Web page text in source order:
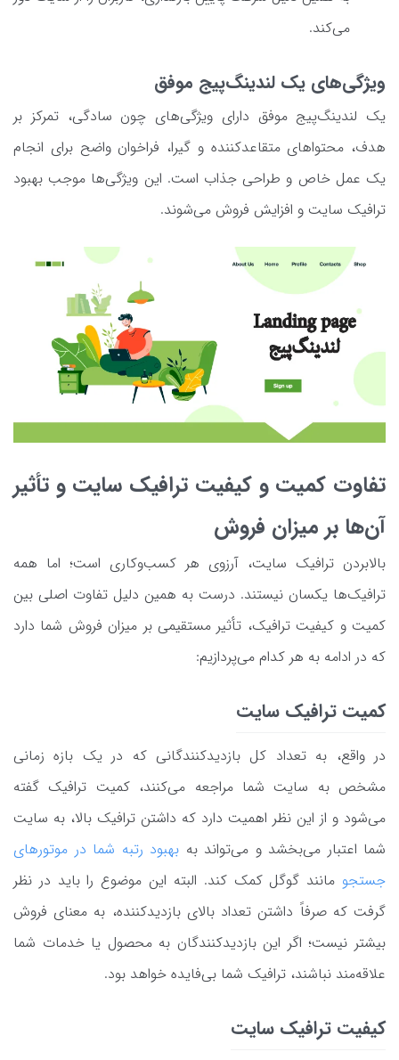
می‌کند.
ویژگی‌های یک لندینگ‌پیج موفق
یک لندینگ‌پیج موفق دارای ویژگی‌های چون سادگی، تمرکز بر
هدف، محتواهای متقاعدکننده و گیرا، فراخوان واضح برای انجام
یک عمل خاص و طراحی جذاب است. این ویژگی‌ها موجب بهبود
ترافیک سایت و افزایش فروش می‌شوند.
تفاوت کمیت و کیفیت ترافیک سایت و تأثیر
آن‌ها بر میزان فروش
بالابردن ترافیک سایت، آرزوی هر کسب‌وکاری است؛ اما همه
ترافیک‌ها یکسان نیستند. درست به همین دلیل تفاوت اصلی بین
کمیت و کیفیت ترافیک، تأثیر مستقیمی بر میزان فروش شما دارد
که در ادامه به هر کدام می‌پردازیم:
کمیت ترافیک سایت
در واقع، به تعداد کل بازدیدکنندگانی که در یک بازه زمانی
مشخص به سایت شما مراجعه می‌کنند، کمیت ترافیک گفته
می‌شود و از این نظر اهمیت دارد که داشتن ترافیک بالا، به سایت
شما اعتبار می‌بخشد و می‌تواند به بهبود رتبه شما در موتورهای
جستجو مانند گوگل کمک کند. البته این موضوع را باید در نظر
گرفت که صرفاً داشتن تعداد بالای بازدیدکننده، به معنای فروش
بیشتر نیست؛ اگر این بازدیدکنندگان به محصول یا خدمات شما
علاقه‌مند نباشند، ترافیک شما بی‌فایده خواهد بود.
کیفیت ترافیک سایت